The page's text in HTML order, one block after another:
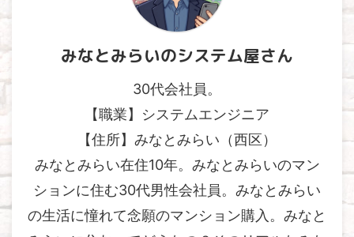
みなとみらいのシステム屋さん
30代会社員。
【職業】システムエンジニア
【住所】みなとみらい（西区）
みなとみらい在住10年。みなとみらいのマン
ションに住む30代男性会社員。みなとみらい
の生活に憧れて念願のマンション購入。みなと